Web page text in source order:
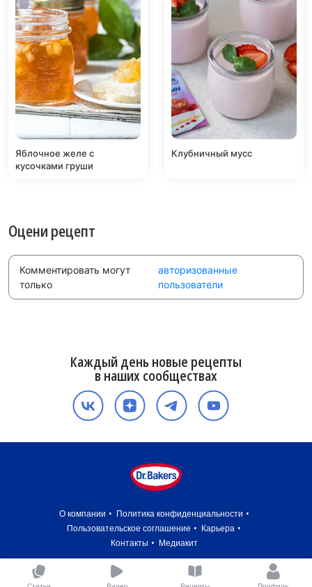
Яблочное желе с
кусочками груши
Клубничный мусс
Оцени рецепт
Комментировать могут
только
авторизованные
пользователи
Каждый день новые рецепты
в наших сообществах
О компании
Политика конфиденциальности
Пользовательское соглашение
Карьера
Контакты
Медиакит